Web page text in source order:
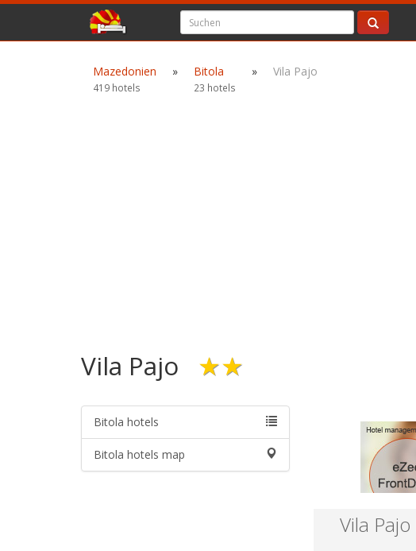
Mazedonien
419 hotels
» Bitola
23 hotels
» Vila Pajo
Vila Pajo ★★
Bitola hotels
Bitola hotels map
Vila Pajo